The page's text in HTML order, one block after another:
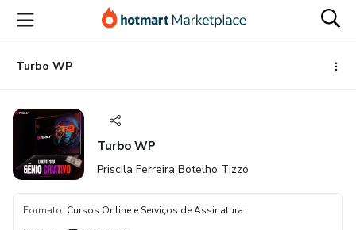
para
conteúdo
principal
para
pagamento
para
rodapé
Turbo WP
Turbo WP
Priscila Ferreira Botelho Tizzo
Formato: Cursos Online e Serviços de Assinatura